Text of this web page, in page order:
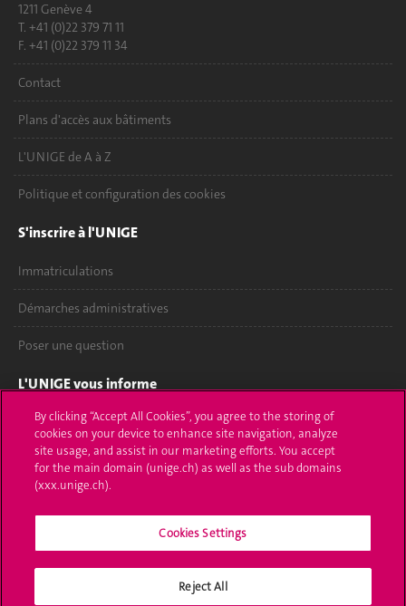
1211 Genève 4
T. +41 (0)22 379 71 11
F. +41 (0)22 379 11 34
Contact
Plans d'accès aux bâtiments
L'UNIGE de A à Z
Politique et configuration des cookies
S'inscrire à l'UNIGE
Immatriculations
Démarches administratives
Poser une question
L'UNIGE vous informe
UNIGE Mobile
Médias
Offres d'emploi
Calendrier académique
By clicking “Accept All Cookies”, you agree to the storing of
cookies on your device to enhance site navigation, analyze
site usage, and assist in our marketing efforts. You accept
for the main domain (unige.ch) as well as the sub domains
(xxx.unige.ch).
Cookies Settings
Reject All